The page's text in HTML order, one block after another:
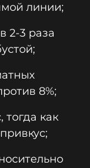
линии;
2-3 раза
8%;
как